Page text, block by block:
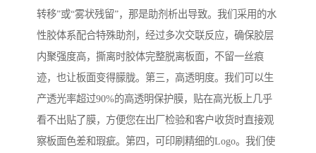
转移”或“雾状残留”，那是助剂析出导致。我们采用的水
性胶体系配合特殊助剂，经过多次交联反应，确保胶层
内聚强度高，撕离时胶体完整脱离板面，不留一丝痕
迹，也让板面变得朦胧。第三，高透明度。我们可以生
产透光率超过90%的高透明保护膜，贴在高光板上几乎
看不出贴了膜，方便您在出厂检验和客户收货时直接观
察板面色差和瑕疵。第四，可印刷精细的Logo。我们使